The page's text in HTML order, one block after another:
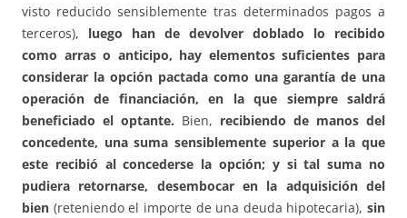
visto reducido sensiblemente tras determinados pagos a
terceros), luego han de devolver doblado lo recibido
como arras o anticipo, hay elementos suficientes para
considerar la opción pactada como una garantía de una
operación de financiación, en la que siempre saldrá
beneficiado el optante. Bien, recibiendo de manos del
concedente, una suma sensiblemente superior a la que
este recibió al concederse la opción; y si tal suma no
pudiera retornarse, desembocar en la adquisición del
bien (reteniendo el importe de una deuda hipotecaria), sin